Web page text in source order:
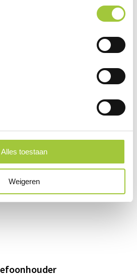
Alles toestaan
Weigeren
producten